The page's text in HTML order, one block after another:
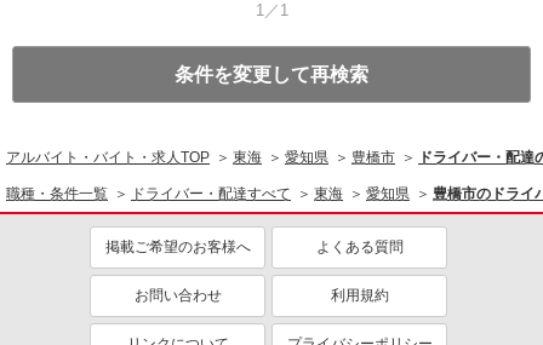
1／1
条件を変更して再検索
アルバイト・バイト・求人TOP 東海 愛知県 豊橋市 ドライバー・配
職種・条件一覧 ドライバー・配達すべて 東海 愛知県 豊橋市のドライ
掲載ご希望のお客様へ よくある質問
お問い合わせ 利用規約